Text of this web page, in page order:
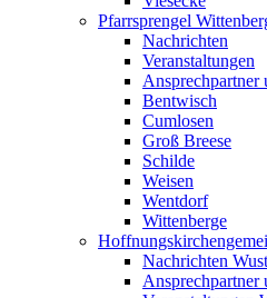
Pfarrsprengel
Nachrichten
Veranstaltungen
Ansprechpartner
Bentwisch
Cumlosen
Groß Breese
Schilde
Weisen
Wentdorf
Wittenberge
Nachrichten
Ansprechpartner